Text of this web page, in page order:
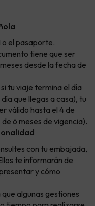
o el pasaporte.
tiene que ser
desde la fecha de
tu viaje termina el día
que llegas a casa), tu
válido hasta el 4 de
6 meses de vigencia).
con tu embajada,
te informarán de
y cómo
algunas gestiones